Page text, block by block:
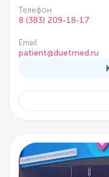
Телефон
8 (383) 209-18-17
Email
patient@duetmed.ru